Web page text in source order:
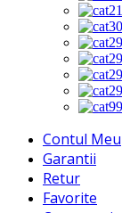
Contul Meu
Garantii
Retur
Favorite